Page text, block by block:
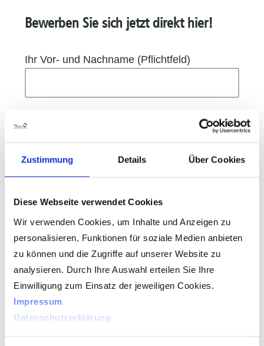
Zustimmung Details Über Cookies
Diese Webseite verwendet Cookies
Wir verwenden Cookies, um Inhalte und Anzeigen zu
personalisieren, Funktionen für soziale Medien anbieten
zu können und die Zugriffe auf unserer Website zu
analysieren. Durch Ihre Auswahl erteilen Sie Ihre
Einwilligung zum Einsatz der jeweiligen Cookies.
Impressum
Datenschutzerklärung
Bewerben Sie sich jetzt direkt hier!
Ihr Vor- und Nachname (Pflichtfeld)
Ihre E-Mail-Adresse (Pflichtfeld)
Zu welcher Uhrzeit dürfen wir Sie
Lebenslauf als Datei